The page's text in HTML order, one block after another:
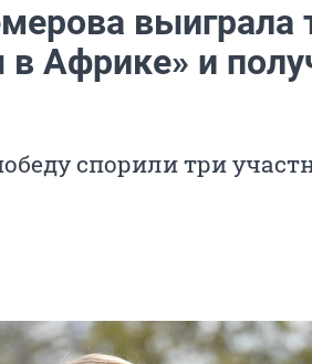
выиграла
Африке» и
спорили три